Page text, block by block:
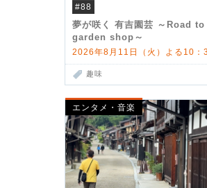
#88
夢が咲く 有吉園芸 ～Road
garden shop～
2026年8月11日（火）よる10：
趣味
エンタメ・音楽